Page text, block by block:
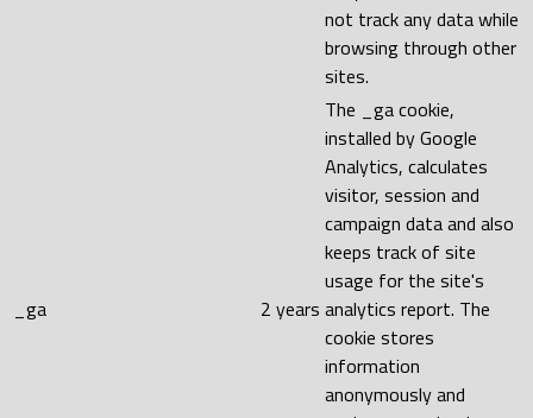
not track any data while
browsing through other
sites.
_ga 2 years
The _ga cookie,
installed by Google
Analytics, calculates
visitor, session and
campaign data and also
keeps track of site
usage for the site's
analytics report. The
cookie stores
information
anonymously and